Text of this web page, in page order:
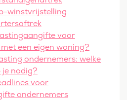
winstvrijstelling
voor
een eigen woning?
ondernemers: welke
je nodig?
voor
ondernemers